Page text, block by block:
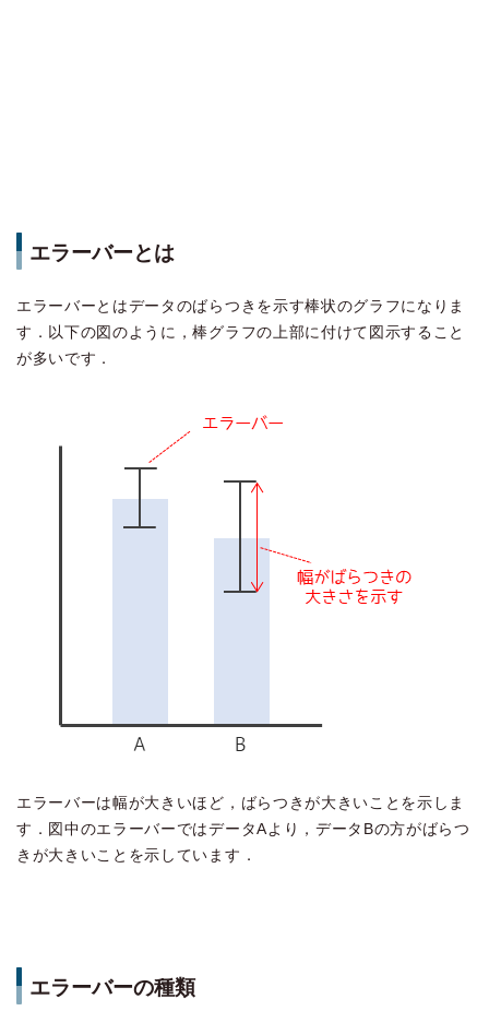
エラーバーとは
エラーバーとはデータのばらつきを示す棒状のグラフになりま
す．以下の図のように，棒グラフの上部に付けて図示すること
が多いです．
エラーバーは幅が大きいほど，ばらつきが大きいことを示しま
す．図中のエラーバーではデータAより，データBの方がばらつ
きが大きいことを示しています．
エラーバーの種類